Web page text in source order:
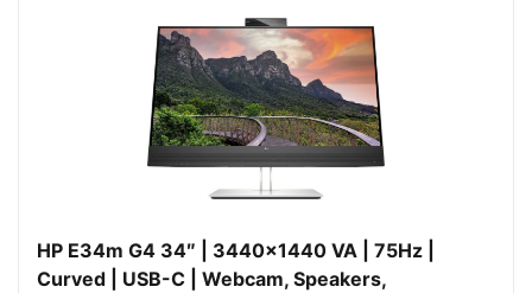
een monitor betalen in termijnen, gespreid betalen of
achteraf betalen? Bij Beryl Media kies je eenvoudig de
betaalmethode die bij je past. Ook monitoren zakelijk
op rekening kopen via Billie is mogelijk.
HP E34m G4 34″ | 3440×1440 VA | 75Hz |
Curved | USB-C | Webcam, Speakers,